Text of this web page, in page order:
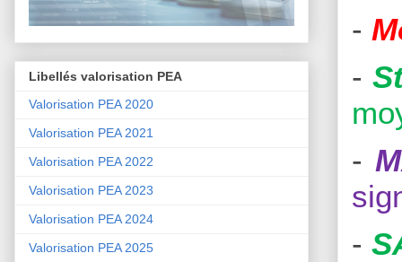
-
-
-
-
Libellés valorisation PEA
Valorisation PEA 2020
Valorisation PEA 2021
Valorisation PEA 2022
Valorisation PEA 2023
Valorisation PEA 2024
Valorisation PEA 2025